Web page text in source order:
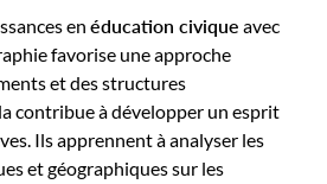
en éducation civique avec
favorise une approche
et des structures
contribue à développer un esprit
Ils apprennent à analyser les
et géographiques sur les